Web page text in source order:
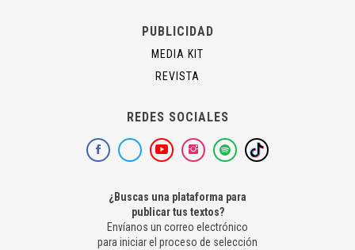
PUBLICIDAD
MEDIA KIT
REVISTA
REDES SOCIALES
¿Buscas una plataforma para
publicar tus textos?
Envíanos un correo electrónico
para iniciar el proceso de selección